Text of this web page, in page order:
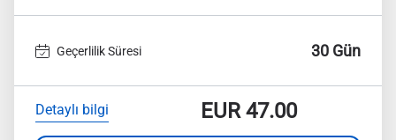
Geçerlilik Süresi 30 Gün
Detaylı bilgi EUR47.00